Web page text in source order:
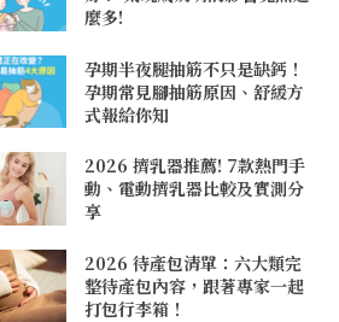
麼多!
孕期半夜腿抽筋不只是缺鈣！
孕期常見腳抽筋原因、舒緩方
式報給你知
2026 擠乳器推薦! 7款熱門手
動、電動擠乳器比較及實測分
享
2026 待產包清單：六大類完
整待產包內容，跟著專家一起
打包行李箱！